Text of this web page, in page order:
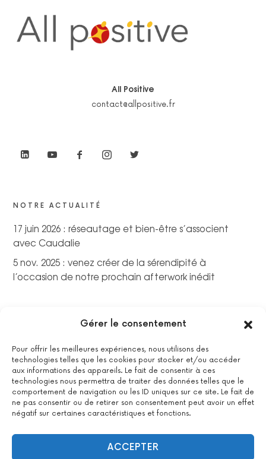
Gérer le consentement
Pour offrir les meilleures expériences, nous utilisons des
technologies telles que les cookies pour stocker et/ou accéder
aux informations des appareils. Le fait de consentir à ces
technologies nous permettra de traiter des données telles que le
comportement de navigation ou les ID uniques sur ce site. Le fait de
ne pas consentir ou de retirer son consentement peut avoir un effet
négatif sur certaines caractéristiques et fonctions.
ACCEPTER
All Positive
contact@allpositive.fr
NOTRE ACTUALITÉ
17 juin 2026 : réseautage et bien-être s’associent
avec Caudalie
5 nov. 2025 : venez créer de la sérendipité à
l’occasion de notre prochain afterwork inédit
La certification qualité a été délivrée au titre de la catégorie
suivante : actions de formations.Voir le certificat